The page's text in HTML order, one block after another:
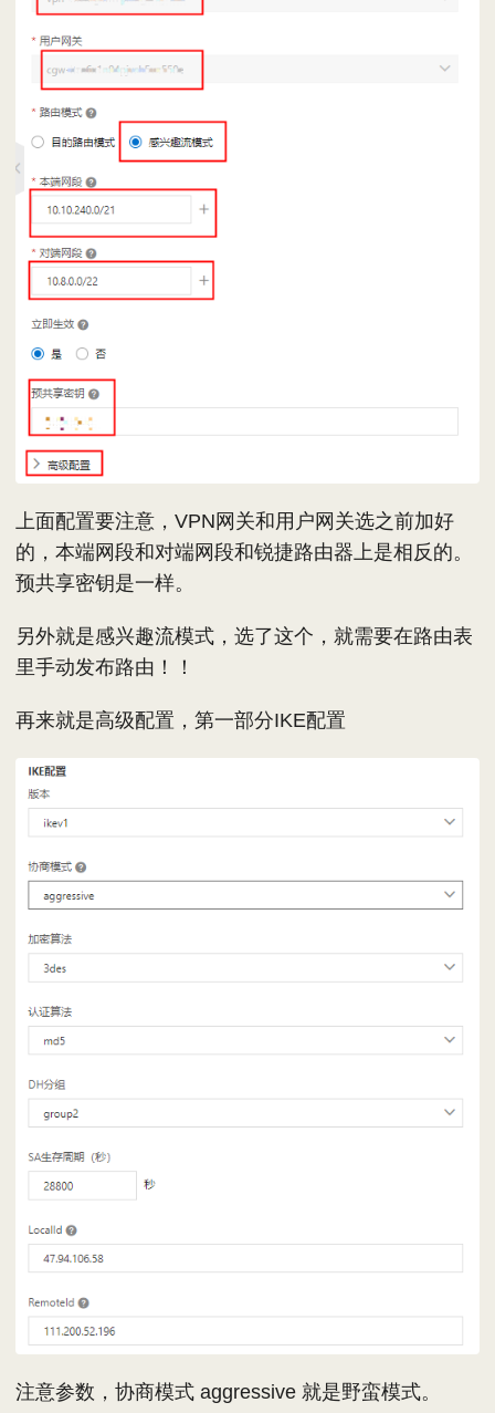
上面配置要注意，VPN网关和用户网关选之前加好
的，本端网段和对端网段和锐捷路由器上是相反的。
预共享密钥是一样。
另外就是感兴趣流模式，选了这个，就需要在路由表
里手动发布路由！！
再来就是高级配置，第一部分IKE配置
注意参数，协商模式 aggressive 就是野蛮模式。